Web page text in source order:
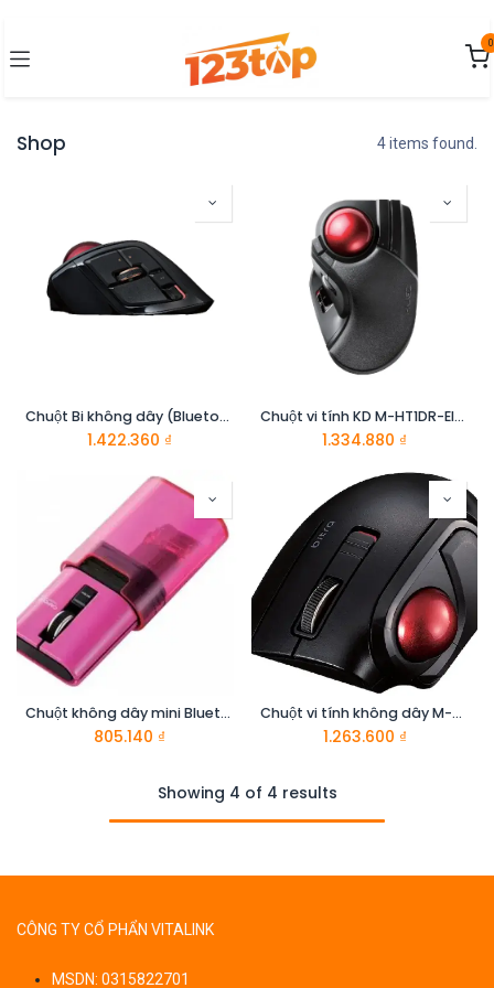
0
Shop 4 items found.
Chuột Bi không dây (Bluetooth/Wireless 2.4GHz) 1500dpi ELECOM M-DPT1MRBK
1.422.360 ₫
Chuột vi tính KD M-HT1DR-Elecom
1.334.880 ₫
Chuột không dây mini Bluetooth ELECOM M-CC1BRPN-G
805.140 ₫
Chuột vi tính không dây M-MT1BRSBK hiệu ELECOM
1.263.600 ₫
Showing 4 of 4 results
CÔNG TY CỔ PHẨN VITALINK
MSDN: 0315822701